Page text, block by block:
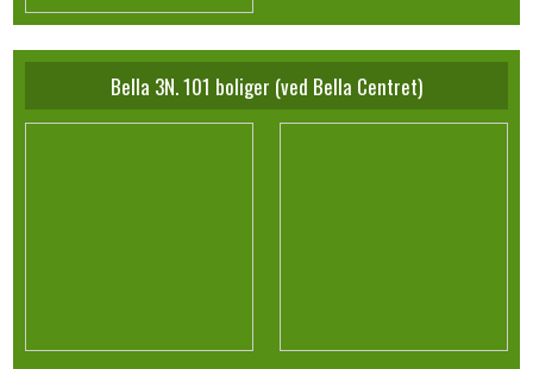
Bella 3N. 101 boliger (ved Bella Centret)